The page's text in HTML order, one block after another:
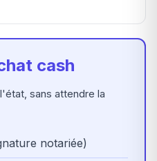
cash
sans attendre la
notariée)